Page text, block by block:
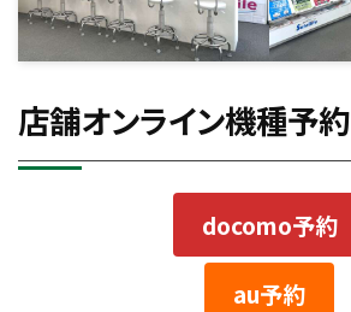
店舗オンライン機種予約
docomo予約
au予約